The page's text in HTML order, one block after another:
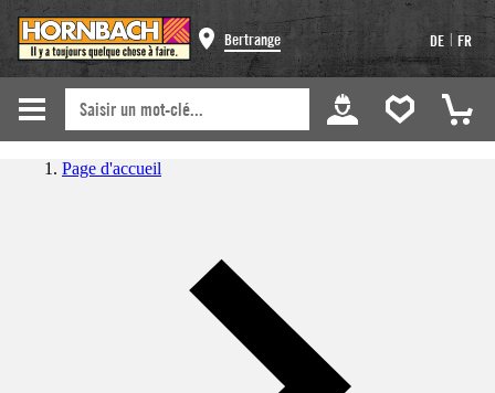
Bertrange DE | FR
Page d'accueil